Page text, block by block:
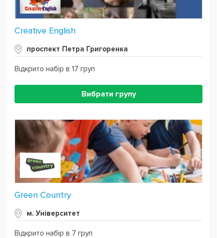
Creative English
проспект Петра Григоренка
Відкрито набір в 17 груп
Вибрати групу
Green Country
м. Університет
Відкрито набір в 7 груп